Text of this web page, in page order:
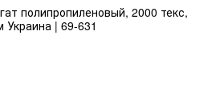
полипропиленовый, 2000 текс,
Украина | 69-631